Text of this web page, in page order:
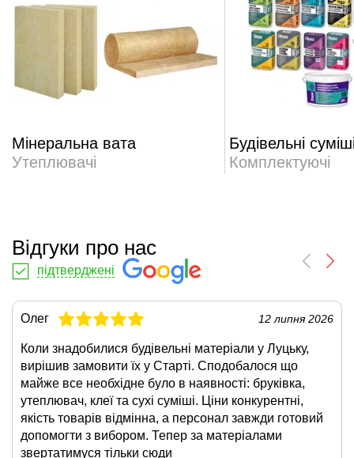
Мінеральна вата
Утеплювачі
Будівельні
Комплектуючі
Відгуки про нас
підтверджені
Олег 12 липня 2026
Коли знадобилися будівельні матеріали у Луцьку,
вирішив замовити їх у Старті. Сподобалося що
майже все необхідне було в наявності: бруківка,
утеплювач, клеї та сухі суміші. Ціни конкурентні,
якість товарів відмінна, а персонал завжди готовий
допомогти з вибором. Тепер за матеріалами
звертатимуся тільки сюди